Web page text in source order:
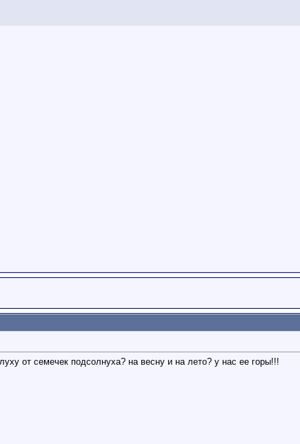
от семечек подсолнуха? на весну и на лето? у нас ее горы!!!